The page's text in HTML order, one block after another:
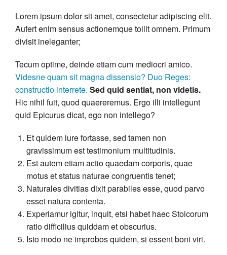
Lorem ipsum dolor sit amet, consectetur adipiscing elit.
Aufert enim sensus actionemque tollit omnem. Primum
divisit ineleganter;
Tecum optime, deinde etiam cum mediocri amico.
Videsne quam sit magna dissensio? Duo Reges:
constructio interrete. Sed quid sentiat, non videtis.
Hic nihil fuit, quod quaereremus. Ergo illi intellegunt
quid Epicurus dicat, ego non intellego?
Et quidem iure fortasse, sed tamen non
gravissimum est testimonium multitudinis.
Est autem etiam actio quaedam corporis, quae
motus et status naturae congruentis tenet;
Naturales divitias dixit parabiles esse, quod parvo
esset natura contenta.
Experiamur igitur, inquit, etsi habet haec Stoicorum
ratio difficilius quiddam et obscurius.
Isto modo ne improbos quidem, si essent boni viri.